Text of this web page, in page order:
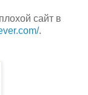
сайт в
.